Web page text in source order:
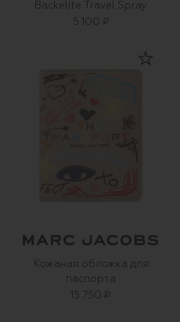
Backelite Travel Spray
5 100 ₽
Кожаная обложка для
паспорта
15 750 ₽